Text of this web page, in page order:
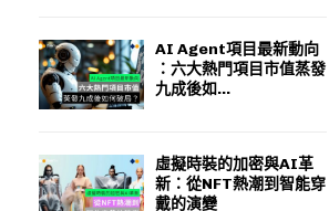
AI Agent項目最新動向
：六大熱門項目市值蒸發
九成後如...
虛擬時裝的加密與AI革
新：從NFT熱潮到智能穿
戴的演變